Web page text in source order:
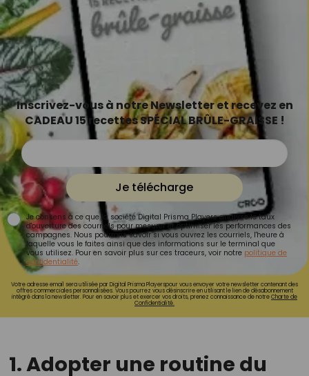
Inscrivez-vous à notre Newsletter et recevez en
CADEAU 15 recettes SPÉCIAL BRÛLE-GRAISSE !
Je télécharge
Je consens à ce que la société Digital Prisma Players analyse le taux
d'ouverture des courriels pour mesurer et optimiser les performances des
campagnes. Nous pourrons savoir si vous ouvrez les courriels, l'heure à
laquelle vous le faites ainsi que des informations sur le terminal que
vous utilisez. Pour en savoir plus sur ces traceurs, voir notre politique de
confidentialité.
Votre adresse email sera utilisée par Digital Prisma Playerspour vous envoyer votre newsletter contenant des
offres commerciales personnalisées. Vous pourrez vous désinscrire en utilisant le lien de désabonnement
intégré dans la newsletter. Pour en savoir plus et exercer vos droits, prenez connaissance de notreCharte de
Confidentialité.
1. Adopter une routine du